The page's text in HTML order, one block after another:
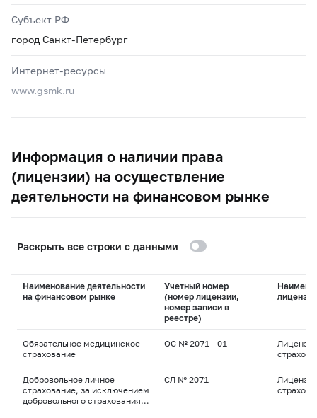
Субъект РФ
город Санкт-Петербург
Интернет-ресурсы
www.gsmk.ru
Информация о наличии права
(лицензии) на осуществление
деятельности на финансовом рынке
Раскрыть все строки с данными
Наименование деятельности
на финансовом рынке
Учетный номер
(номер лицензии,
номер записи в
реестре)
лицензии
Обязательное медицинское
страхование
ОС № 2071 - 01
Добровольное личное
страхование, за исключением
добровольного страхования
СЛ № 2071